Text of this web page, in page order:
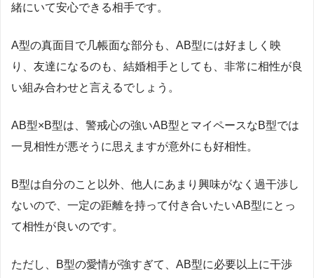
緒にいて安心できる相手です。
A型の真面目で几帳面な部分も、 AB型には好ましく映
り、友達になるのも、結婚相手としても、非常に相性が良
い組み合わせと言えるでしょう。
AB型×B型は、警戒心の強いAB型とマイペースなB型では
一見相性が悪そうに思えますが意外にも好相性。
B型は自分のこと以外、他人にあまり興味がなく過干渉し
ないので、一定の距離を持って付き合いたいAB型にとっ
て相性が良いのです。
ただし、 B型の愛情が強すぎて、 AB型に必要以上に干渉